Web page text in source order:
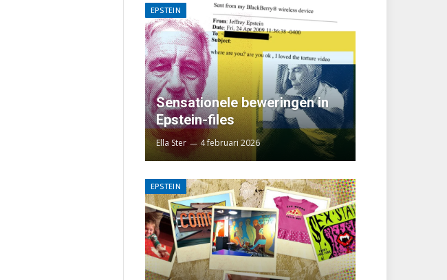
EPSTEIN
Sensationele beweringen in
Epstein-files
Ella Ster 4 februari 2026
EPSTEIN